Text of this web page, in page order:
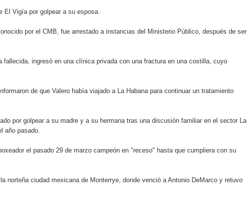
El Vigía por golpear a su esposa.
por el CMB, fue arrestado a instancias del Ministerio Público, después de ser
ingresó en una clínica privada con una fractura en una costilla, cuyo
de que Valero había viajado a La Habana para continuar un tratamiento
por golpear a su madre y a su hermana tras una discusión familiar en el sector La
año pasado.
el pasado 29 de marzo campeón en "receso" hasta que cumpliera con su
norteña ciudad mexicana de Monterrye, donde venció a Antonio DeMarco y retuvo